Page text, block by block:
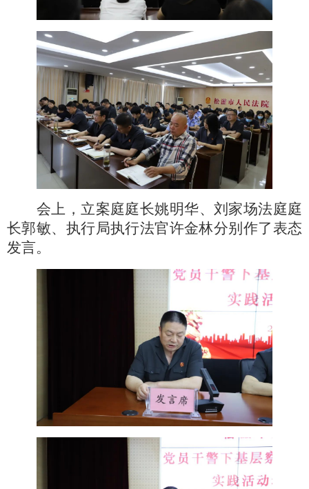
会上，立案庭庭长姚明华、刘家场法庭庭
长郭敏、执行局执行法官许金林分别作了表态
发言。